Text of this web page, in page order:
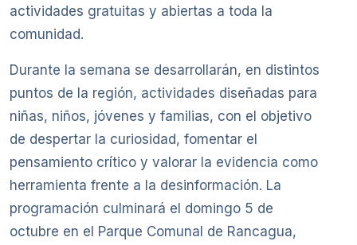
actividades gratuitas y abiertas a toda la
comunidad.
Durante la semana se desarrollarán, en distintos
puntos de la región, actividades diseñadas para
niñas, niños, jóvenes y familias, con el objetivo
de despertar la curiosidad, fomentar el
pensamiento crítico y valorar la evidencia como
herramienta frente a la desinformación. La
programación culminará el domingo 5 de
octubre en el Parque Comunal de Rancagua,